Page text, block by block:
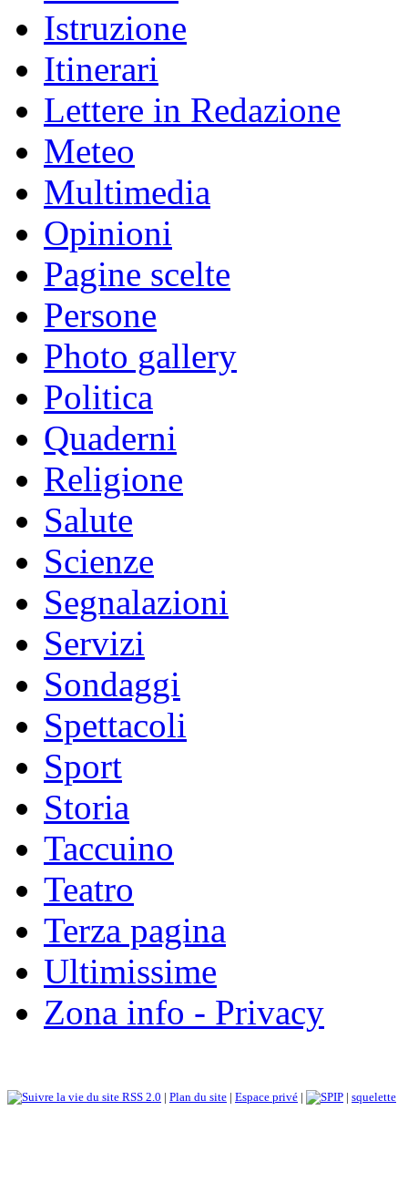
Istruzione
Itinerari
Lettere in Redazione
Meteo
Multimedia
Opinioni
Pagine scelte
Persone
Photo gallery
Politica
Quaderni
Religione
Salute
Scienze
Segnalazioni
Servizi
Sondaggi
Spettacoli
Sport
Storia
Taccuino
Teatro
Terza pagina
Ultimissime
Zona info - Privacy
RSS 2.0 | Plan du site | Espace privé | | squelette